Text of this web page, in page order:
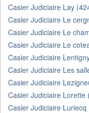
Casier Judiciaire Lay
Casier Judiciaire Le
Casier Judiciaire Le
Casier Judiciaire Le
Casier Judiciaire
Casier Judiciaire Les
Casier Judiciaire
Casier Judiciaire Lorette
Casier Judiciaire Luriecq